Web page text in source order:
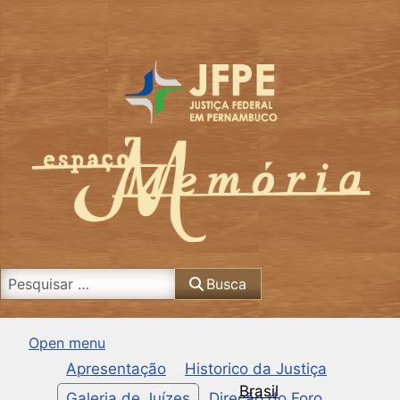
Busca
Open menu
Apresentação
Historico da Justiça
Brasil